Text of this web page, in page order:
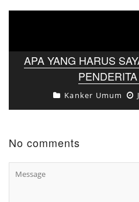
APA YANG HARUS
Kanker Umum
No comments